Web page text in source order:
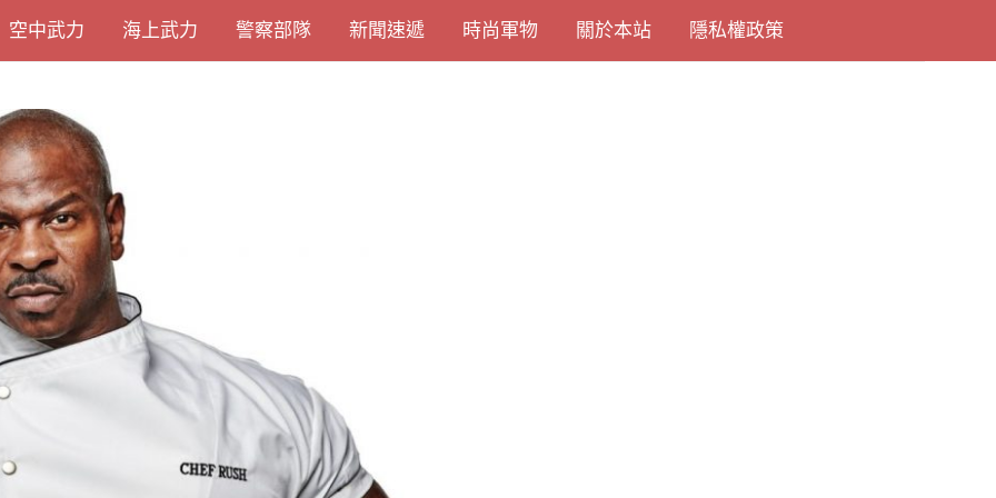
空中武力 海上武力 警察部隊 新聞速遞 時尚軍物 關於本站 隱私權政策